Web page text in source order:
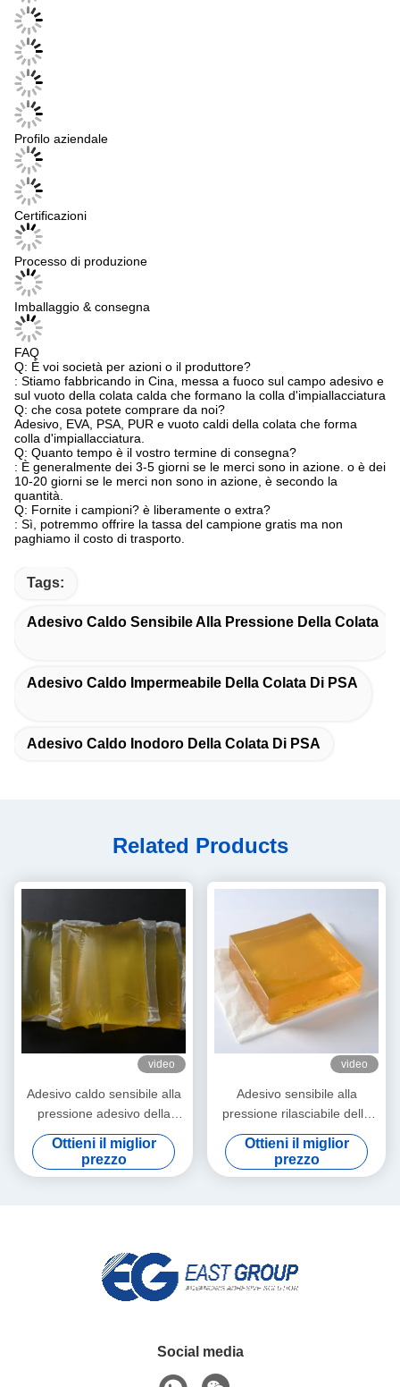
Profilo aziendale
Certificazioni
Processo di produzione
Imballaggio & consegna
FAQ
Q: È voi società per azioni o il produttore?
: Stiamo fabbricando in Cina, messa a fuoco sul campo adesivo e
sul vuoto della colata calda che formano la colla d'impiallacciatura
Q: che cosa potete comprare da noi?
Adesivo, EVA, PSA, PUR e vuoto caldi della colata che forma
colla d'impiallacciatura.
Q: Quanto tempo è il vostro termine di consegna?
: È generalmente dei 3-5 giorni se le merci sono in azione. o è dei
10-20 giorni se le merci non sono in azione, è secondo la
quantità.
Q: Fornite i campioni? è liberamente o extra?
: Sì, potremmo offrire la tassa del campione gratis ma non
paghiamo il costo di trasporto.
Tags:
Adesivo Caldo Sensibile Alla Pressione Della Colata
Adesivo Caldo Impermeabile Della Colata Di PSA
Adesivo Caldo Inodoro Della Colata Di PSA
Related Products
video
Adesivo caldo sensibile alla
pressione adesivo della
colata dell'etichetta della
colata calda autoadesiva di
PSA
Ottieni il miglior
prezzo
video
Adesivo sensibile alla
pressione rilasciabile della
colla calda impermeabile per
la carta della decorazione
della parete 3d
Ottieni il miglior
prezzo
Social media